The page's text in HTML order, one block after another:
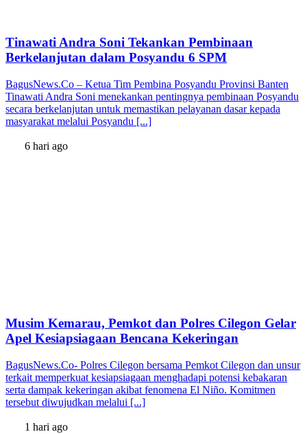
Tinawati Andra Soni Tekankan Pembinaan
Berkelanjutan dalam Posyandu 6 SPM
BagusNews.Co – Ketua Tim Pembina Posyandu Provinsi Banten
Tinawati Andra Soni menekankan pentingnya pembinaan Posyandu
secara berkelanjutan untuk memastikan pelayanan dasar kepada
masyarakat melalui Posyandu [...]
6 hari ago
Musim Kemarau, Pemkot dan Polres Cilegon Gelar
Apel Kesiapsiagaan Bencana Kekeringan
BagusNews.Co- Polres Cilegon bersama Pemkot Cilegon dan unsur
terkait memperkuat kesiapsiagaan menghadapi potensi kebakaran
serta dampak kekeringan akibat fenomena El Niño. Komitmen
tersebut diwujudkan melalui [...]
1 hari ago